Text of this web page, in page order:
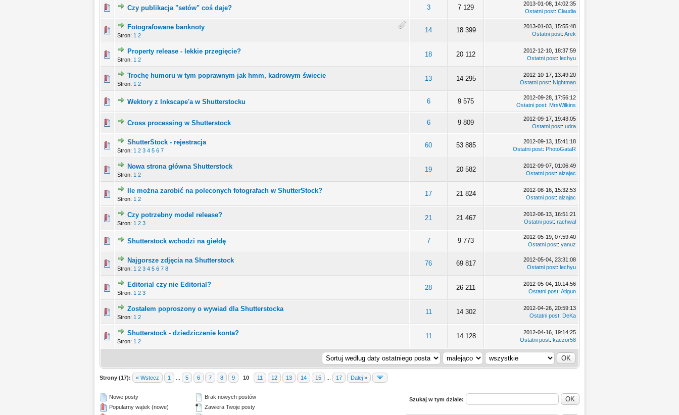
Czy publikacja "setów" coś daje? 3 7 129
2013-01-08, 14:02:35
Ostatni post: Claudia
Fotografowane banknoty
Stron: 1 2
14 18 399
2013-01-03, 15:55:48
Ostatni post: Arek
Property release - lekkie przegięcie?
Stron: 1 2
18 20 112
2012-12-10, 18:37:59
Ostatni post: lechyu
Trochę humoru w tym poprawnym jak hmm, kadrowym świecie
Stron: 1 2
13 14 295
2012-10-17, 13:49:20
Ostatni post: Nightman
Wektory z Inkscape'a w Shutterstocku 6 9 575
2012-09-28, 17:56:12
Ostatni post: MrsWilkins
Cross processing w Shutterstock 6 9 809
2012-09-17, 19:43:05
Ostatni post: udra
ShutterStock - rejestracja
Stron: 1 2 3 4 5 6 7
60 53 885
2012-09-13, 15:41:18
Ostatni post: PhotoGataR
Nowa strona główna Shutterstock
Stron: 1 2
19 20 582
2012-09-07, 01:06:49
Ostatni post: alzajac
Ile można zarobić na poleconych fotografach w ShutterStock?
Stron: 1 2
17 21 824
2012-08-16, 15:32:53
Ostatni post: alzajac
Czy potrzebny model release?
Stron: 1 2 3
21 21 467
2012-06-13, 16:51:21
Ostatni post: rachwal
Shutterstock wchodzi na giełdę 7 9 773
2012-05-19, 07:59:40
Ostatni post: yanuz
Najgorsze zdjęcia na Shutterstock
Stron: 1 2 3 4 5 6 7 8
76 69 817
2012-05-04, 23:31:08
Ostatni post: lechyu
Editorial czy nie Editorial?
Stron: 1 2 3
28 26 211
2012-05-04, 10:14:56
Ostatni post: Atigun
Zostałem poproszony o wywiad dla Shutterstocka
Stron: 1 2
11 14 302
2012-04-26, 20:59:13
Ostatni post: DeKa
Shutterstock - dziedziczenie konta?
Stron: 1 2
11 14 128
2012-04-16, 19:14:25
Ostatni post: kaczor58
Strony (17): « Wstecz 1 5 6 7 8 9 10 11 12 13 14 15 17 Dalej »
Nowe posty
Popularny wątek (nowe)
Brak nowych postów
Zawiera Twoje posty
Szukaj w tym dziale: